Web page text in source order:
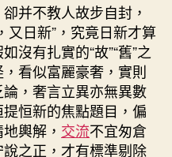
并不教人故步自封，
又日新”，究竟日新才算
沒有扎實的“故”“舊”之
看似富麗豪奢，實則
，奢言立異亦無異數
恒新的焦點題目，偏
輿解， 交流不宜匆倉
之正，才有標準剔除